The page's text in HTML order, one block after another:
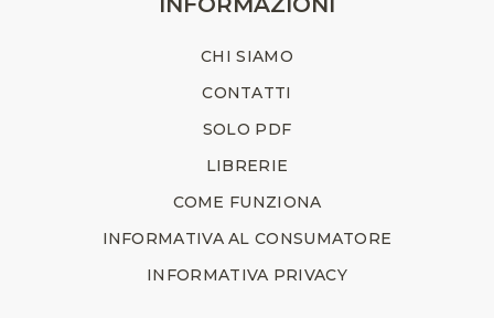
CHI SIAMO
CONTATTI
SOLO PDF
LIBRERIE
COME FUNZIONA
INFORMATIVA AL CONSUMATORE
INFORMATIVA PRIVACY